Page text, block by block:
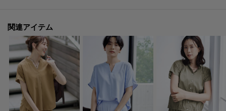
襟あきになります。
※この製品は、太陽光線中の紫外線（UV）を通しにくくします。この効果は
永久的ではありません。
※照明の関係により、実際よりも色味が違って見える場合があります。ま
た、パソコン・スマートフォンなどの環境により、若干製品と画像のカラー
関連アイテム